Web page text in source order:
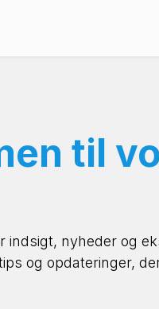
til
nyheder og
og opdateringer,